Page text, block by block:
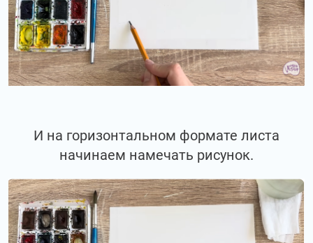
И на горизонтальном формате листа
начинаем намечать рисунок.